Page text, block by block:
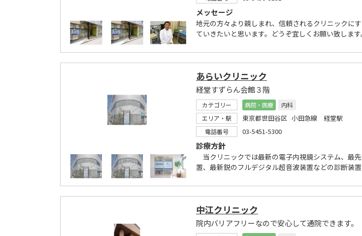
メッセージ
地元の方々より親しまれ、信頼されるクリニックに
ていきたいと思います。どうぞ宜しくお願い致します
あらいクリニック
経堂すずらん会館３階
カテゴリー 病院・医療
内科
エリア・駅
東京都世田谷区 小田急線 経堂駅
電話番号 03-5451-5300
診療方針
当クリニックでは最新の電子内視鏡システム、最
置、最新鋭のフルデジタル超音波装置などの診断装
中江クリニック
院内バリアフリーなので安心して通院できます。